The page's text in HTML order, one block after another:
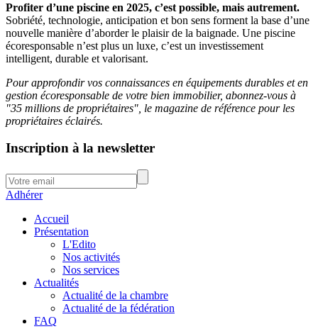
Profiter d’une piscine en 2025, c’est possible, mais autrement.
Sobriété, technologie, anticipation et bon sens forment la base d’une
nouvelle manière d’aborder le plaisir de la baignade. Une piscine
écoresponsable n’est plus un luxe, c’est un investissement
intelligent, durable et valorisant.
Pour approfondir vos connaissances en équipements durables et en
gestion écoresponsable de votre bien immobilier, abonnez-vous à
"35 millions de propriétaires", le magazine de référence pour les
propriétaires éclairés.
Inscription à la newsletter
Adhérer
Accueil
Présentation
L'Edito
Nos activités
Nos services
Actualités
Actualité de la chambre
Actualité de la fédération
FAQ